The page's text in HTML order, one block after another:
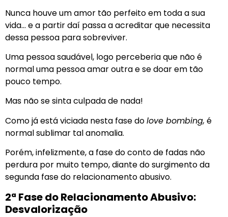
Nunca houve um amor tão perfeito em toda a sua
vida… e a partir daí passa a acreditar que necessita
dessa pessoa para sobreviver.
Uma pessoa saudável, logo perceberia que não é
normal uma pessoa amar outra e se doar em tão
pouco tempo.
Mas não se sinta culpada de nada!
Como já está viciada nesta fase dolove bombing, é
normal sublimar tal anomalia.
Porém, infelizmente, a fase do conto de fadas não
perdura por muito tempo, diante do surgimento da
segunda fase do relacionamento abusivo.
2ª Fase do Relacionamento Abusivo:
Desvalorização